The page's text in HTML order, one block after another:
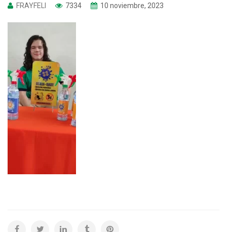
FRAYFELI 7334 10 noviembre, 2023